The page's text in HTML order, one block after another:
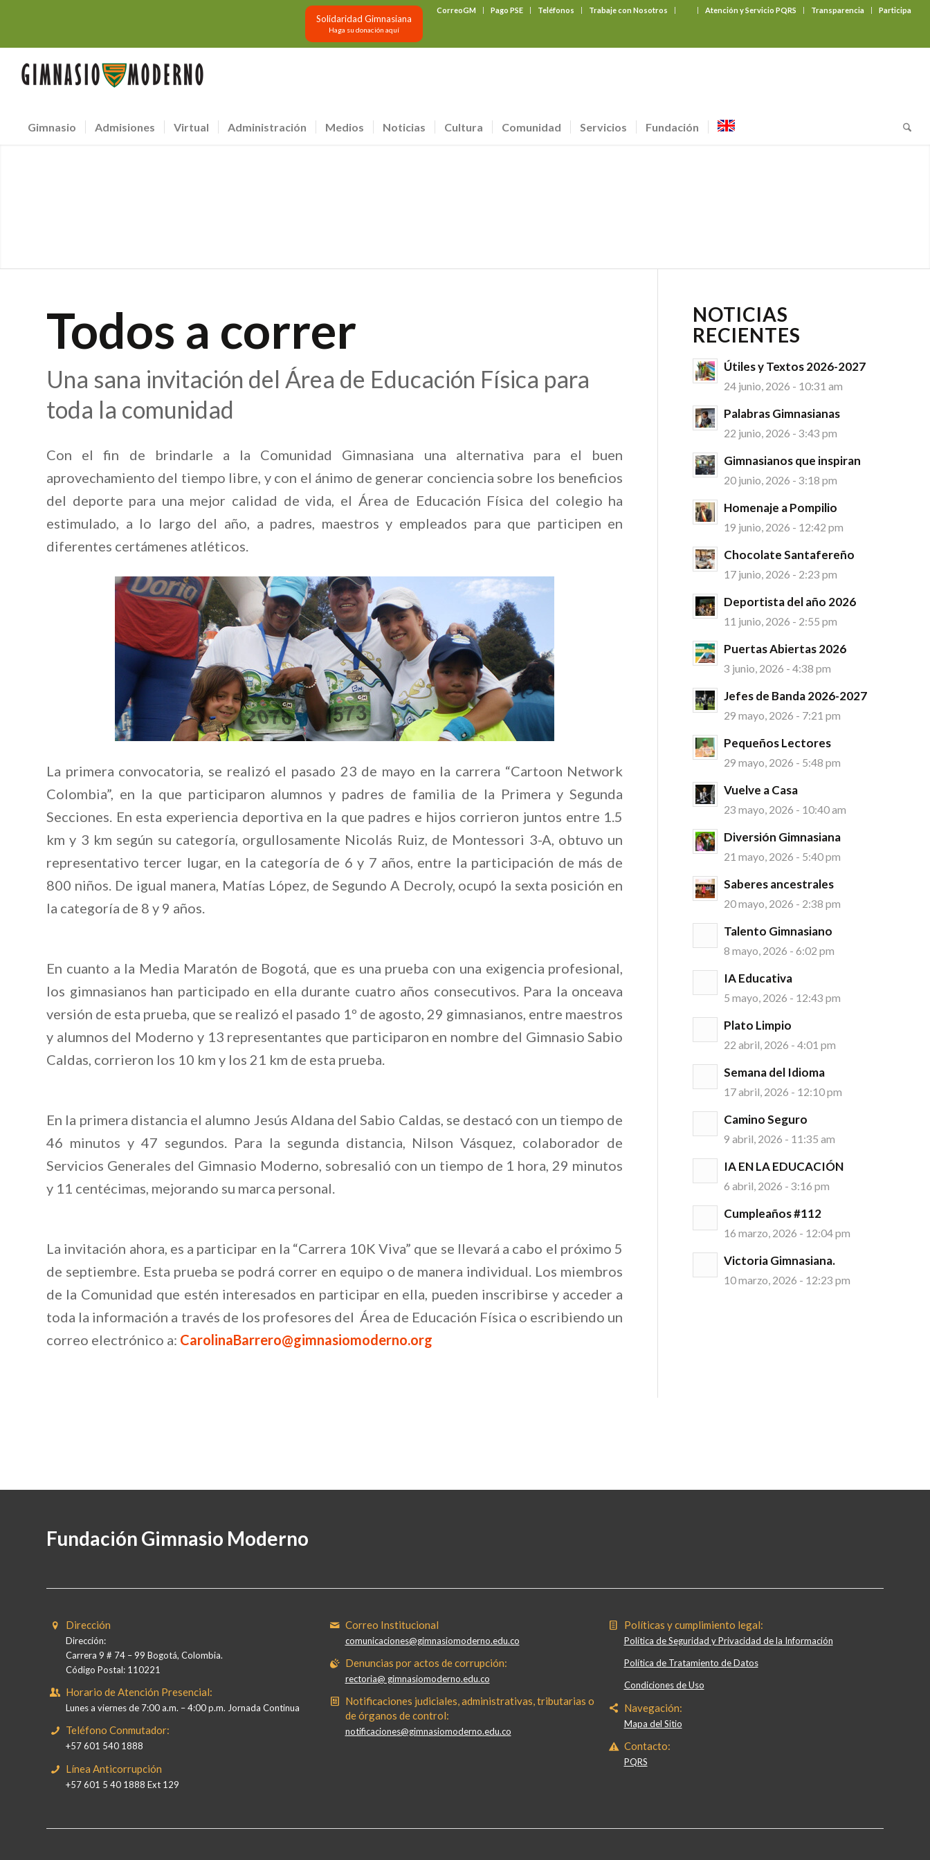
CorreoGM Pago PSE Teléfonos Trabaje con Nosotros Atención y Servicio PQRS Transparencia Participa
Solidaridad Gimnasiana
Haga su donación aquí
Gimnasio Admisiones Virtual Administración Medios Noticias Cultura Comunidad Servicios Fundación
Todos a correr
Una sana invitación del Área de Educación Física para
toda la comunidad
Con el fin de brindarle a la Comunidad Gimnasiana una alternativa para el buen
aprovechamiento del tiempo libre, y con el ánimo de generar conciencia sobre los beneficios
del deporte para una mejor calidad de vida, el Área de Educación Física del colegio ha
estimulado, a lo largo del año, a padres, maestros y empleados para que participen en
diferentes certámenes atléticos.
La primera convocatoria, se realizó el pasado 23 de mayo en la carrera “Cartoon Network
Colombia”, en la que participaron alumnos y padres de familia de la Primera y Segunda
Secciones. En esta experiencia deportiva en la que padres e hijos corrieron juntos entre 1.5
km y 3 km según su categoría, orgullosamente Nicolás Ruiz, de Montessori 3-A, obtuvo un
representativo tercer lugar, en la categoría de 6 y 7 años, entre la participación de más de
800 niños. De igual manera, Matías López, de Segundo A Decroly, ocupó la sexta posición en
la categoría de 8 y 9 años.
En cuanto a la Media Maratón de Bogotá, que es una prueba con una exigencia profesional,
los gimnasianos han participado en ella durante cuatro años consecutivos. Para la onceava
versión de esta prueba, que se realizó el pasado 1º de agosto, 29 gimnasianos, entre maestros
y alumnos del Moderno y 13 representantes que participaron en nombre del Gimnasio Sabio
Caldas, corrieron los 10 km y los 21 km de esta prueba.
En la primera distancia el alumno Jesús Aldana del Sabio Caldas, se destacó con un tiempo de
46 minutos y 47 segundos. Para la segunda distancia, Nilson Vásquez, colaborador de
Servicios Generales del Gimnasio Moderno, sobresalió con un tiempo de 1 hora, 29 minutos
y 11 centécimas, mejorando su marca personal.
La invitación ahora, es a participar en la “Carrera 10K Viva” que se llevará a cabo el próximo 5
de septiembre. Esta prueba se podrá correr en equipo o de manera individual. Los miembros
de la Comunidad que estén interesados en participar en ella, pueden inscribirse y acceder a
toda la información a través de los profesores del Área de Educación Física o escribiendo un
correo electrónico a: CarolinaBarrero@gimnasiomoderno.org
NOTICIAS
RECIENTES
Útiles y Textos 2026-2027
24 junio, 2026 - 10:31 am
Palabras Gimnasianas
22 junio, 2026 - 3:43 pm
Gimnasianos que inspiran
20 junio, 2026 - 3:18 pm
Homenaje a Pompilio
19 junio, 2026 - 12:42 pm
Chocolate Santafereño
17 junio, 2026 - 2:23 pm
Deportista del año 2026
11 junio, 2026 - 2:55 pm
Puertas Abiertas 2026
3 junio, 2026 - 4:38 pm
Jefes de Banda 2026-2027
29 mayo, 2026 - 7:21 pm
Pequeños Lectores
29 mayo, 2026 - 5:48 pm
Vuelve a Casa
23 mayo, 2026 - 10:40 am
Diversión Gimnasiana
21 mayo, 2026 - 5:40 pm
Saberes ancestrales
20 mayo, 2026 - 2:38 pm
Talento Gimnasiano
8 mayo, 2026 - 6:02 pm
IA Educativa
5 mayo, 2026 - 12:43 pm
Plato Limpio
22 abril, 2026 - 4:01 pm
Semana del Idioma
17 abril, 2026 - 12:10 pm
Camino Seguro
9 abril, 2026 - 11:35 am
IA EN LA EDUCACIÓN
6 abril, 2026 - 3:16 pm
Cumpleaños #112
16 marzo, 2026 - 12:04 pm
Victoria Gimnasiana.
10 marzo, 2026 - 12:23 pm
Fundación Gimnasio Moderno
Dirección
Dirección:
Carrera 9 # 74 – 99 Bogotá, Colombia.
Código Postal: 110221
Horario de Atención Presencial:
Lunes a viernes de 7:00 a.m. – 4:00 p.m. Jornada Continua
Teléfono Conmutador:
+57 601 540 1888
Línea Anticorrupción
+57 601 5 40 1888 Ext 129
Correo Institucional
comunicaciones@gimnasiomoderno.edu.co
Denuncias por actos de corrupción:
rectoria@ gimnasiomoderno.edu.co
Notificaciones judiciales, administrativas, tributarias o
de órganos de control:
notificaciones@gimnasiomoderno.edu.co
Políticas y cumplimiento legal:
Política de Seguridad y Privacidad de la Información
Política de Tratamiento de Datos
Condiciones de Uso
Navegación:
Mapa del Sitio
Contacto:
PQRS